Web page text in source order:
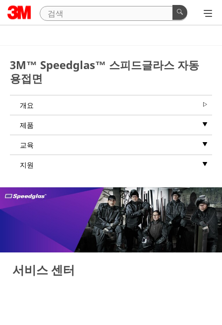
3M™ Speedglas™ 스피드글라스 자동
용접면
개요
제품
교육
지원
서비스 센터